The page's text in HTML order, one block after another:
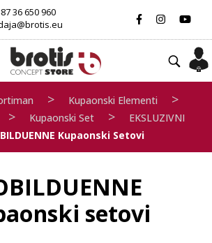
36 650 960
> Kupaonski Elementi >
> Kupaonski Set >
EKSLUZIVNI
Kupaonski Setovi
setovi